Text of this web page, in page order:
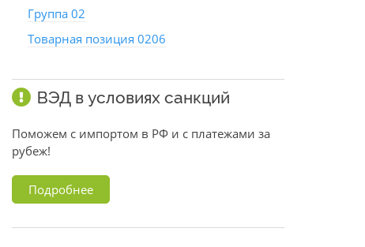
Группа 02
Товарная позиция 0206
ВЭД в условиях санкций
Поможем с импортом в РФ и с платежами за
рубеж!
Подробнее